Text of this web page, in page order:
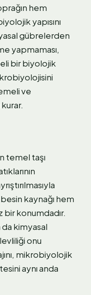
hem
yapısını
gübrelerden
yapmaması,
bir biyolojik
ve
temel taşı
kaynağı hem
konumdadır.
kimyasal
onu
mikrobiyolojik
aynı anda